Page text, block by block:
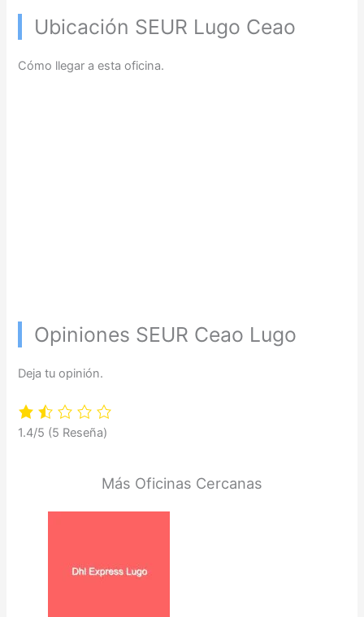
Ubicación SEUR Lugo Ceao
Cómo llegar a esta oficina.
Opiniones SEUR Ceao Lugo
Deja tu opinión.
1.4/5 (5 Reseña)
Más Oficinas Cercanas